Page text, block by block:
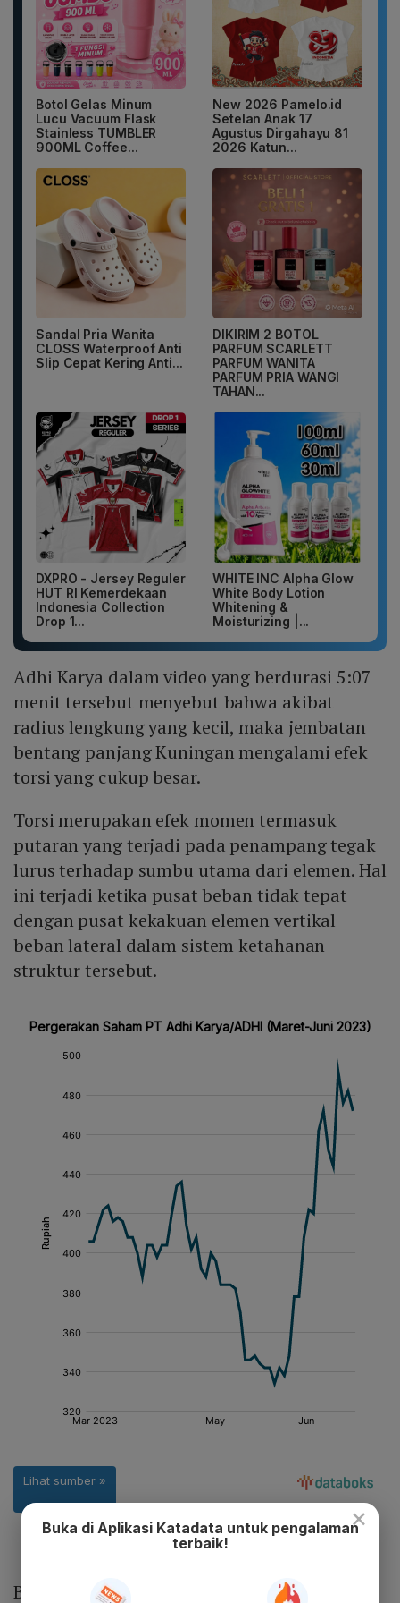
Botol Gelas Minum
Lucu Vacuum Flask
Stainless TUMBLER
900ML Coffee...
New 2026 Pamelo.id
Setelan Anak 17
Agustus Dirgahayu 81
2026 Katun...
Sandal Pria Wanita
CLOSS Waterproof Anti
Slip Cepat Kering Anti...
DIKIRIM 2 BOTOL
PARFUM SCARLETT
PARFUM WANITA
PARFUM PRIA WANGI
TAHAN...
DXPRO - Jersey Reguler
HUT RI Kemerdekaan
Indonesia Collection
Drop 1...
WHITE INC Alpha Glow
White Body Lotion
Whitening &
Moisturizing |...
Adhi Karya dalam video yang berdurasi 5:07
menit tersebut menyebut bahwa akibat
radius lengkung yang kecil, maka jembatan
bentang panjang Kuningan mengalami efek
torsi yang cukup besar.
Torsi merupakan efek momen termasuk
putaran yang terjadi pada penampang tegak
lurus terhadap sumbu utama dari elemen. Hal
ini terjadi ketika pusat beban tidak tepat
dengan pusat kekakuan elemen vertikal
beban lateral dalam sistem ketahanan
struktur tersebut.
BUMN Karya tersebut menuliskan bahwa
×
Buka di Aplikasi Katadata untuk pengalaman
terbaik!